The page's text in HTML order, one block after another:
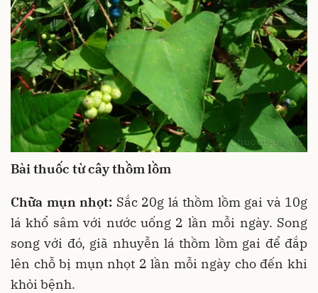
Bài thuốc từ cây thồm lồm
Chữa mụn nhọt: Sắc 20g lá thồm lồm gai và 10g
lá khổ sâm với nước uống 2 lần mỗi ngày. Song
song với đó, giã nhuyễn lá thồm lồm gai để đắp
lên chỗ bị mụn nhọt 2 lần mỗi ngày cho đến khi
khỏi bệnh.